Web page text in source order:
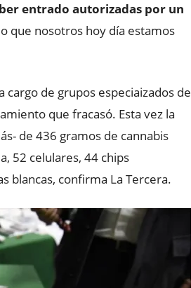
entrado autorizadas por un
que nosotros hoy día estamos
cargo de grupos especiaizados de
que fracasó. Esta vez la
de 436 gramos de cannabis
52 celulares, 44 chips
blancas, confirma La Tercera.